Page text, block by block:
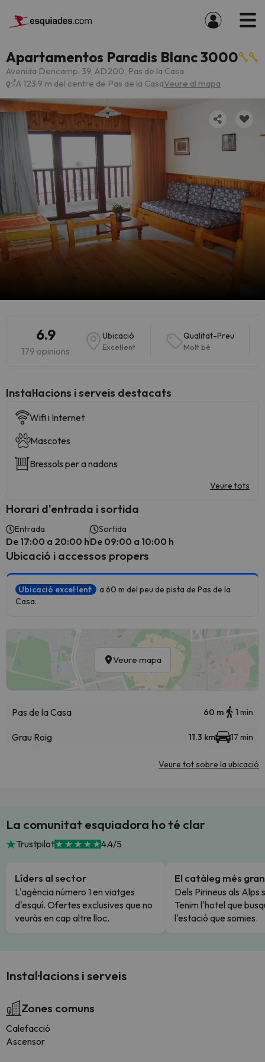
Apartamentos Paradis Blanc 3000
Avenida Dencamp, 39, AD200, Pas de la Casa
A 123.9 m del centre de Pas de la CasaVeure al mapa
6.9
179 opinions
Ubicació
Excel·lent
Qualitat-Preu
Molt bé
Instal·lacions i serveis destacats
Wifi i Internet
Mascotes
Bressols per a nadons
Veure tots
Horari d'entrada i sortida
Entrada
De 17:00 a 20:00 h
Sortida
De 09:00 a 10:00 h
Ubicació i accessos propers
Ubicació excel·lent
a 60 m del peu de pista de Pas de la
Casa.
Veure mapa
Pas de la Casa 60 m 1 min
Grau Roig 11.3 km 17 min
Veure tot sobre la ubicació
La comunitat esquiadora ho té clar
Trustpilot 4.4/5
Líders al sector
L'agència número 1 en viatges
d'esquí. Ofertes exclusives que no
veuràs en cap altre lloc.
El catàleg més gran
Dels Pirineus als Alps
Tenim l'hotel que
l'estació que somies.
Instal·lacions i serveis
Zones comuns
Calefacció
Ascensor